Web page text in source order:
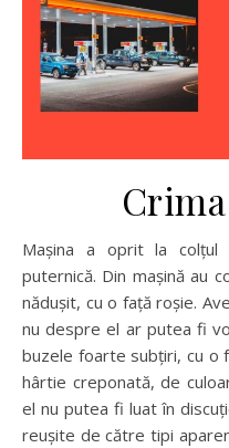
Mașina a oprit la colțul străzii, cu o frână destul de
puternică. Din mașină au
nădușit, cu o față roșie.
nu despre el ar putea fi
buzele foarte subțiri, cu o
hârtie creponată, de
el nu putea fi luat în
reușite de către tipi